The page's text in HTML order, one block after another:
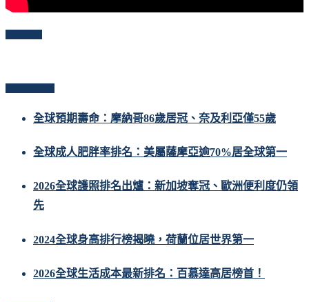
全球預期壽命：摩納哥86歲居冠、奈及利亞僅55歲
全球成人肥胖率排名：美屬薩摩亞逾70%居全球第一
2026全球護照排名出爐：新加坡奪冠、歐洲便利度仍領
先
2024全球身高排行榜揭曉，荷蘭位居世界第一
2026全球生活成本最新排名：百慕達高居榜首！